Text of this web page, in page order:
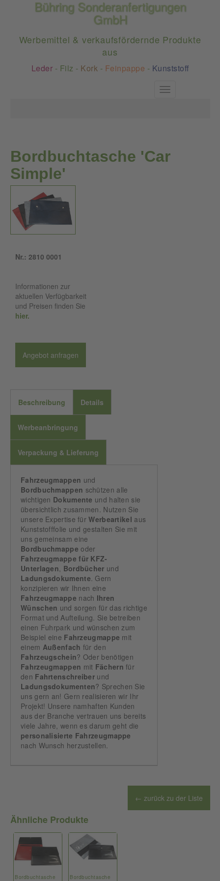
Bühring Sonderanfertigungen
GmbH
Werbemittel & verkaufsfördernde Produkte
aus
Leder - Filz - Kork - Feinpappe - Kunststoff
Toggle
Bordbuchtasche 'Car
Simple'
Nr.: 2810 0001
Informationen zur
aktuellen Verfügbarkeit
und Preisen finden Sie
hier.
Angebot anfragen
Beschreibung Details
Werbeanbringung
Verpackung & Lieferung
Fahrzeugmappen und
Bordbuchmappen schützen alle
wichtigen Dokumente und halten sie
übersichtlich zusammen. Nutzen Sie
unsere Expertise fürWerbeartikel aus
Kunststofffolie und gestalten Sie mit
uns gemeinsam eine
Bordbuchmappe oder
Fahrzeugmappe für KFZ-
Unterlagen, Bordbücher und
Ladungsdokumente. Gern
konzipieren wir Ihnen eine
Fahrzeugmappe nach Ihren
Wünschen und sorgen für das richtige
Format und Aufteilung. Sie betreiben
einen Fuhrpark und wünschen zum
Beispiel eine Fahrzeugmappe mit
einem Außenfach für den
Fahrzeugschein? Oder benötigen
Fahrzeugmappen mit Fächern für
den Fahrtenschreiber und
Ladungsdokumenten? Sprechen Sie
uns gern an! Gern realisieren wir Ihr
Projekt! Unsere namhaften Kunden
aus der Branche vertrauen uns bereits
viele Jahre, wenn es darum geht die
personalisierte Fahrzeugmappe
nach Wunsch herzustellen.
← zurück zu der Liste
Ähnliche Produkte
Bordbuchtasche
Bordbuchtasche